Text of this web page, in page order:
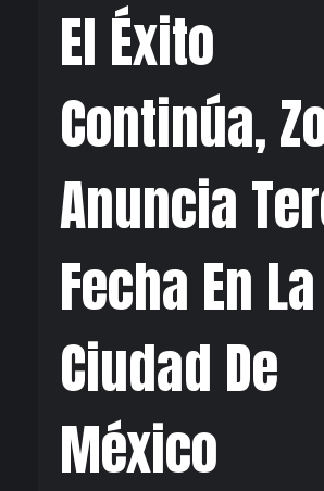
El Éxito
Continúa,
Anuncia
Fecha En La
Ciudad De
México